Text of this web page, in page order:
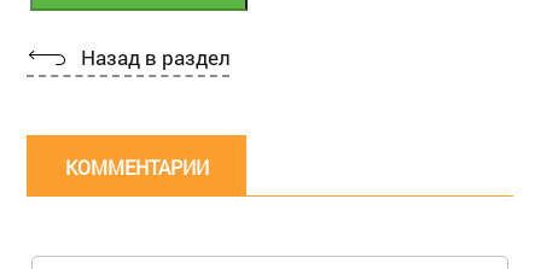
Назад в раздел
КОММЕНТАРИИ